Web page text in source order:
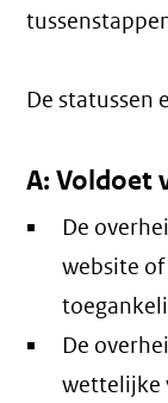
De statussen
A: Voldoet
De
website
De
wettelijke